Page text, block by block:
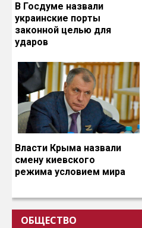
В Госдуме назвали
украинские порты
законной целью для
ударов
Власти Крыма назвали
смену киевского
режима условием мира
ОБЩЕСТВО